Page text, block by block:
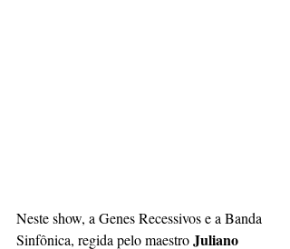
Neste show, a Genes Recessivos e a Banda
Sinfônica, regida pelo maestro Juliano